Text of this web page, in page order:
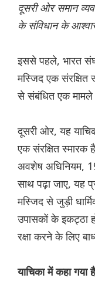
दूसरी ओर समान
के संविधान के
इससे पहले, भारत
मस्जिद एक
से संबंधित एक मामले
दूसरी ओर, यह
एक संरक्षित स्मारक
अवशेष अधिनियम,
साथ पढ़ा जाए, यह
मस्जिद से जुड़ी
उपासकों के इकट्ठा
रक्षा करने के लिए
याचिका में कहा गया